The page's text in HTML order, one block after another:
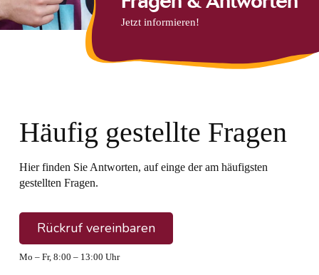
Jetzt informieren!
Häufig gestellte Fragen
Hier finden Sie Antworten, auf einge der am häufigsten
gestellten Fragen.
Rückruf vereinbaren
Mo – Fr, 8:00 – 13:00 Uhr